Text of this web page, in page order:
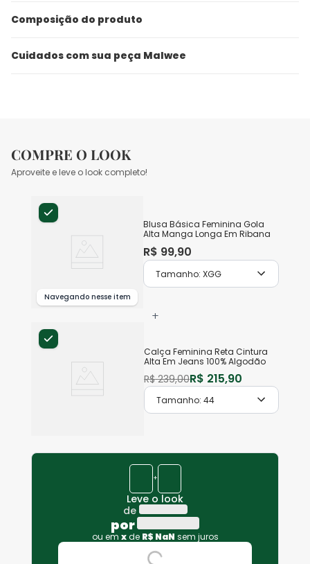
Composição do produto
Cuidados com sua peça Malwee
COMPRE O LOOK
Aproveite e leve o look completo!
Navegando nesse item
Blusa Básica Feminina Gola
Alta Manga Longa Em Ribana
R$ 99,90
Tamanho:XGG
+
Calça Feminina Reta Cintura
Alta Em Jeans 100% Algodão
R$ 239,00R$ 215,90
Tamanho:44
+
Leve o look
de
por
ou em x de R$ NaN sem juros